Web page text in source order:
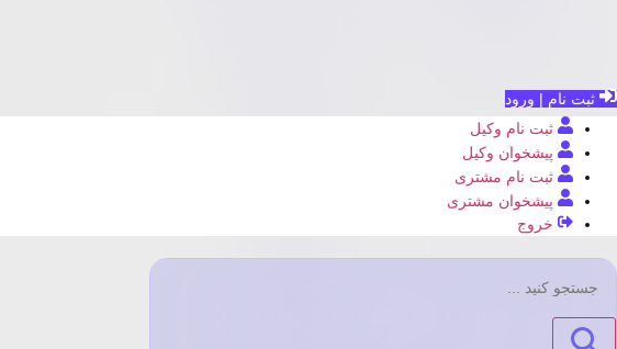
ثبت نام | ورود
ثبت نام وکیل
پیشخوان وکیل
ثبت نام مشتری
پیشخوان مشتری
خروج
جستجو